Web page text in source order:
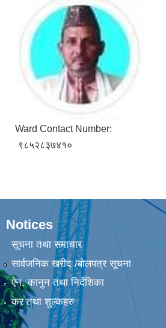
Ward Contact Number:
९८५२८३७४१०
Notices
सूचना तथा समाचार
सार्वजनिक खरीद /बोलपत्र सूचना
ऐन, कानुन तथा निर्देशिका
कर तथा शुल्कहरु